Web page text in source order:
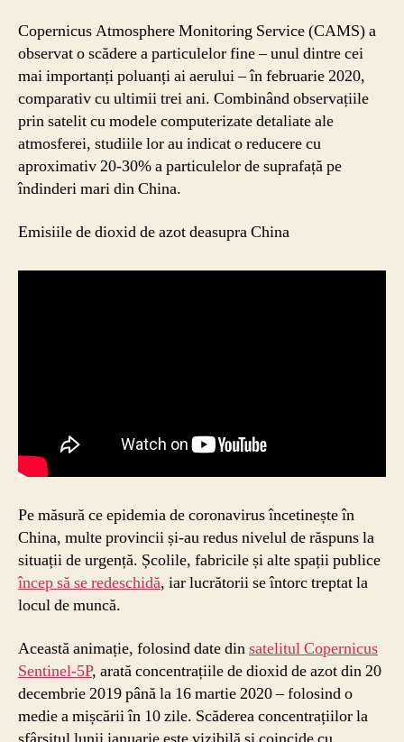
Copernicus Atmosphere Monitoring Service (CAMS) a
observat o scădere a particulelor fine – unul dintre cei
mai importanți poluanți ai aerului – în februarie 2020,
comparativ cu ultimii trei ani. Combinând observațiile
prin satelit cu modele computerizate detaliate ale
atmosferei, studiile lor au indicat o reducere cu
aproximativ 20-30% a particulelor de suprafață pe
îndinderi mari din China.
Emisiile de dioxid de azot deasupra China
Pe măsură ce epidemia de coronavirus încetinește în
China, multe provincii și-au redus nivelul de răspuns la
situații de urgență. Școlile, fabricile și alte spații publice
încep să se redeschidă, iar lucrătorii se întorc treptat la
locul de muncă.
Această animație, folosind date dinsatelitul Copernicus
Sentinel-5P, arată concentrațiile de dioxid de azot din 20
decembrie 2019 până la 16 martie 2020 – folosind o
medie a mișcării în 10 zile. Scăderea concentrațiilor la